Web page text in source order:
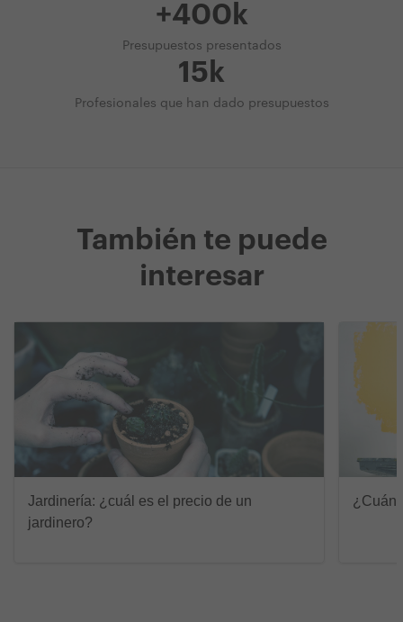
+400k
Presupuestos presentados
15k
Profesionales que han dado presupuestos
También te puede
interesar
Jardinería: ¿cuál es el precio de un
jardinero?